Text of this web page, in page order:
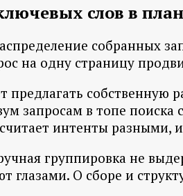
слов в
собранных
на одну страницу
предлагать собственную
запросам в топе
интенты
группировка не
глазами. О сборе и